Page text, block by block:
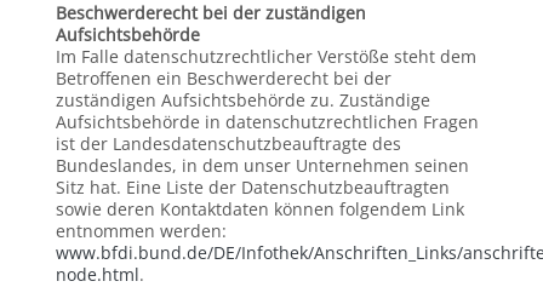
Beschwerderecht bei der zuständigen
Aufsichtsbehörde
Im Falle datenschutzrechtlicher Verstöße steht dem
Betroffenen ein Beschwerderecht bei der
zuständigen Aufsichtsbehörde zu. Zuständige
Aufsichtsbehörde in datenschutzrechtlichen Fragen
ist der Landesdatenschutzbeauftragte des
Bundeslandes, in dem unser Unternehmen seinen
Sitz hat. Eine Liste der Datenschutzbeauftragten
sowie deren Kontaktdaten können folgendem Link
entnommen werden:
www.bfdi.bund.de/DE/Infothek/Anschriften_Links/
node.html.